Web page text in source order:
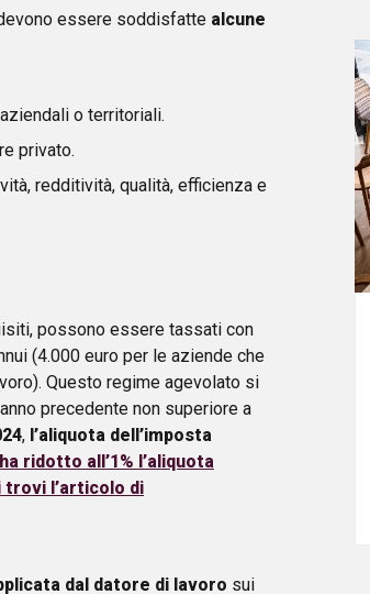
essere soddisfatte alcune
o territoriali.
privato.
redditività, qualità, efficienza e
possono essere tassati con
(4.000 euro per le aziende che
Questo regime agevolato si
precedente non superiore a
, l’aliquota dell’imposta
ridotto all’1% l’aliquota
trovi l’articolo di
dal datore di lavoro sui